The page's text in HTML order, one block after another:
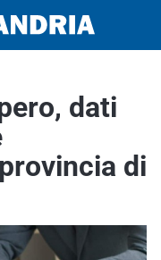
dati
di